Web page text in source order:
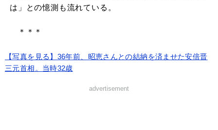
は」との憶測も流れている。
＊＊＊
【写真を見る】36年前、昭恵さんとの結納を済ませた安倍晋
三元首相。当時32歳
advertisement